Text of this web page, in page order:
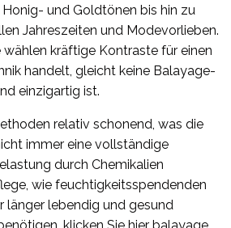
und Goldtönen bis hin zu
Jahreszeiten und Modevorlieben.
kräftige Kontraste für einen
handelt, gleicht keine Balayage-
einzigartig ist.
relativ schonend, was die
immer eine vollständige
durch Chemikalien
wie feuchtigkeitsspendenden
länger lebendig und gesund